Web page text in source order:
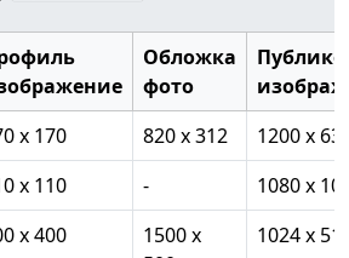
Обложка
фото
x 170 820 x 312
1200 x
x 110 -
1080 x
x 400
1500 x
1024 x